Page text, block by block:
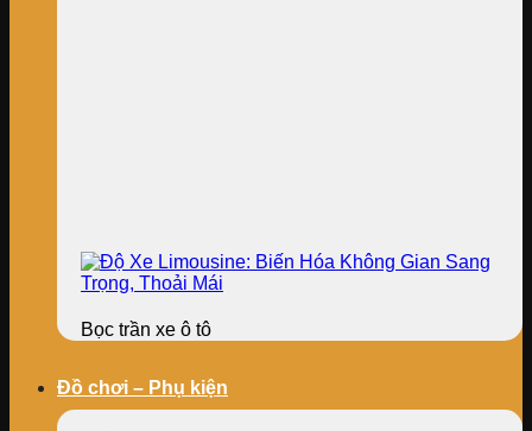
Bọc trần xe ô tô
Đồ chơi – Phụ kiện